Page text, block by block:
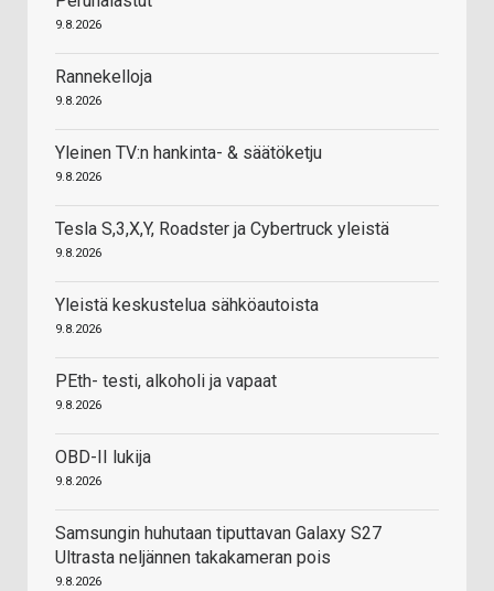
9.8.2026
Rannekelloja
9.8.2026
Yleinen TV:n hankinta- & säätöketju
9.8.2026
Tesla S,3,X,Y, Roadster ja Cybertruck yleistä
9.8.2026
Yleistä keskustelua sähköautoista
9.8.2026
PEth- testi, alkoholi ja vapaat
9.8.2026
OBD-II lukija
9.8.2026
Samsungin huhutaan tiputtavan Galaxy S27
Ultrasta neljännen takakameran pois
9.8.2026